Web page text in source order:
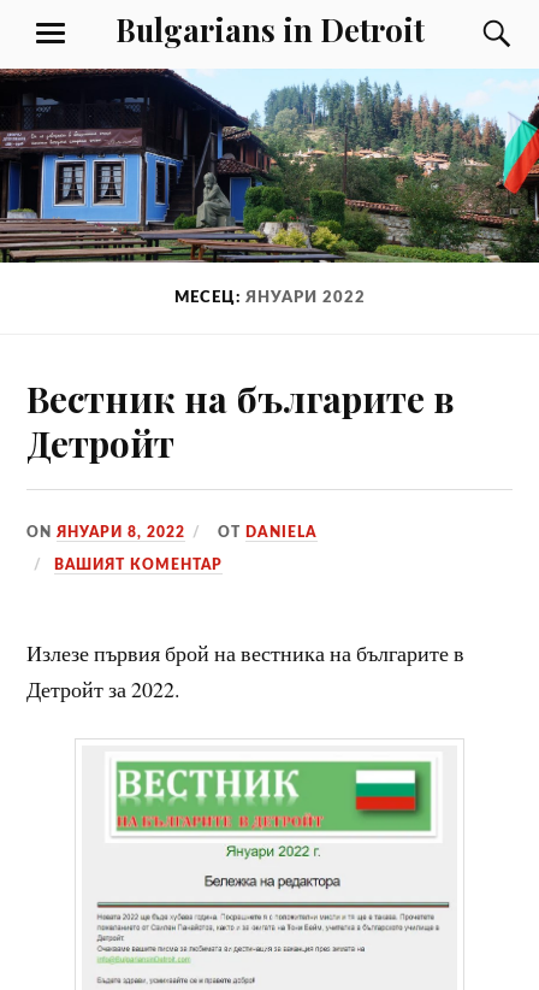
съдържаниетоBulgarians in Detroit
МЕНЮ
МЕСЕЦ: ЯНУАРИ 2022
Вeстник на българите в
Детройт
ONЯНУАРИ 8, 2022 ОТ DANIELA
ВАШИЯТ КОМЕНТАР
Излезе първия брой на вестника на българите в
Детройт за 2022.